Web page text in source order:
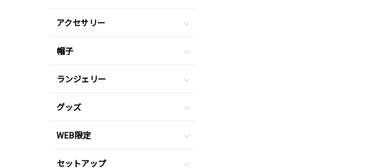
アクセサリー
帽子
ランジェリー
グッズ
WEB限定
セットアップ